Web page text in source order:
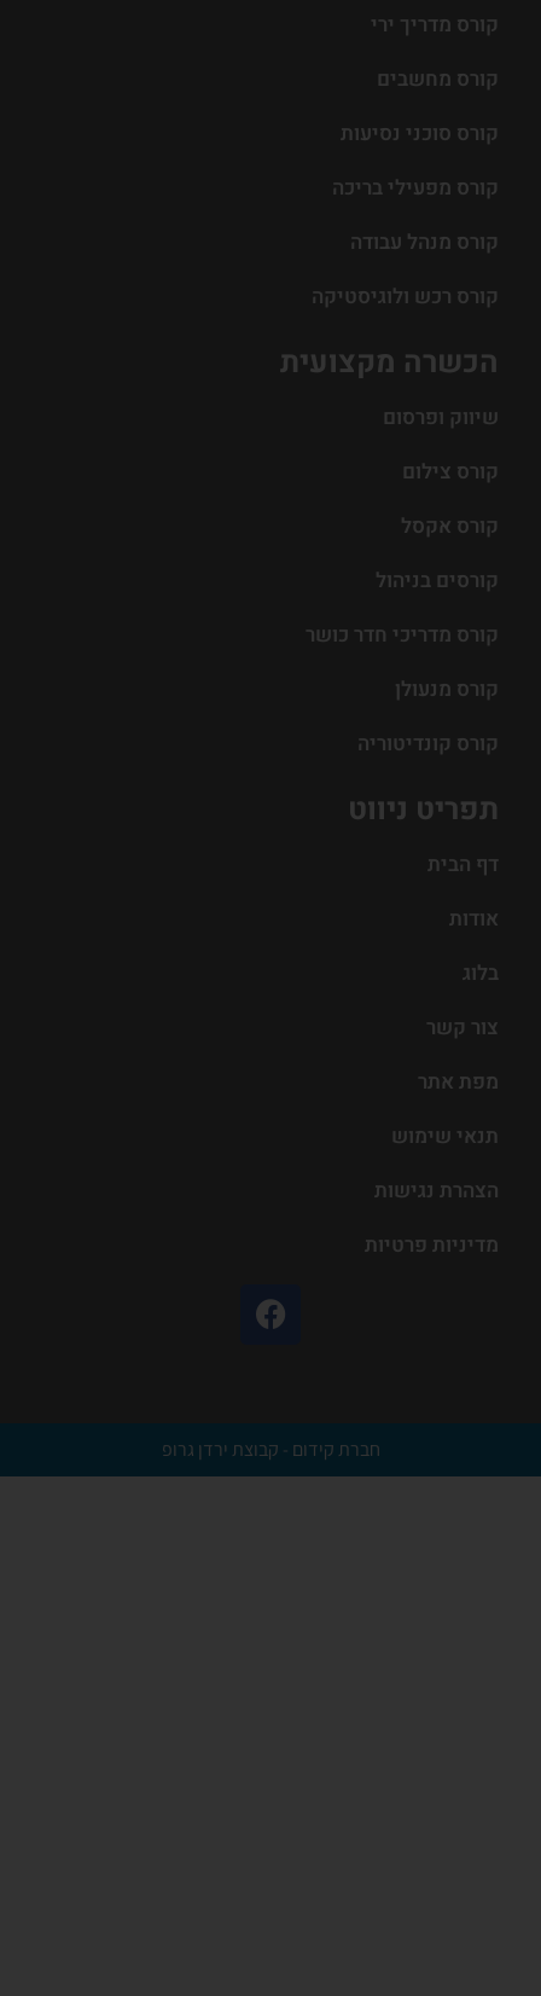
תפריט ניווט
דף הבית
אודות
בלוג
צור קשר
מפת אתר
תנאי שימוש
הצהרת נגישות
מדיניות פרטיות
הכשרה מקצועית
שיווק ופרסום
קורס צילום
קורס אקסל
קורסים בניהול
קורס מדריכי חדר כושר
קורס מנעולן
קורס קונדיטוריה
קורס מדריך ירי
קורס מחשבים
קורס סוכני נסיעות
קורס מפעילי בריכה
קורס מנהל עבודה
קורס רכש ולוגיסטיקה
חברת קידום - קבוצת ירדן גרופ